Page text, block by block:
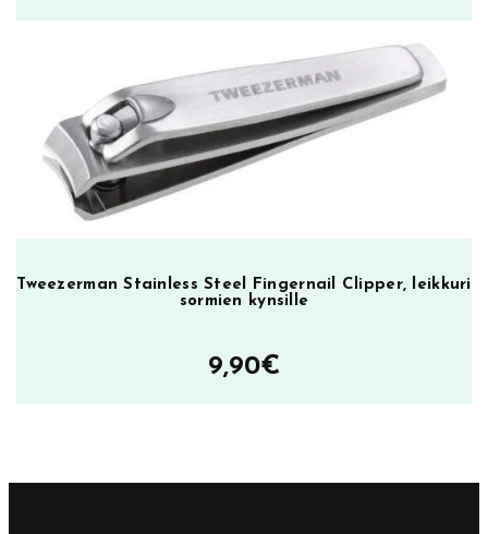
Tweezerman Stainless Steel Fingernail Clipper, leikkuri
sormien kynsille
9,90€